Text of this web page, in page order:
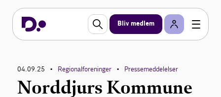
Bliv medlem
04.09.25 • Regionalforeninger • Pressemeddelelser
Norddjurs Kommune